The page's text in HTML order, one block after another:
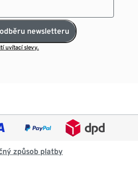
newsletteru
uvítací slevy.
způsob platby